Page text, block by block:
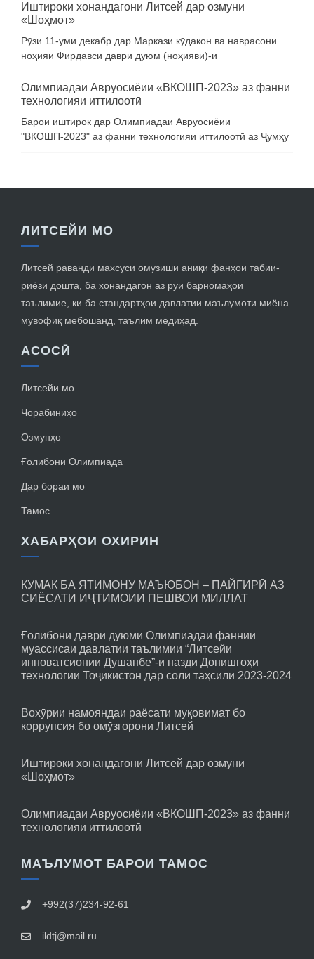
Иштироки хонандагони Литсей дар озмуни
«Шоҳмот»
Рӯзи 11-уми декабр дар Маркази кӯдакон ва наврасони
ноҳияи Фирдавсӣ даври дуюм (ноҳияви)-и
Олимпиадаи Авруосиёии «ВКОШП-2023» аз фанни
технологияи иттилоотӣ
Барои иштирок дар Олимпиадаи Авруосиёии
"ВКОШП-2023" аз фанни технологияи иттилоотӣ аз Ҷумҳу
ЛИТСЕЙИ МО
Литсей раванди махсуси омузиши аниқи фанҳои табии-
риёзи дошта, ба хонандагон аз руи барномаҳои
таълимие, ки ба стандартҳои давлатии маълумоти миёна
мувофиқ мебошанд, таълим медиҳад.
АСОСӢ
Литсейи мо
Чорабиниҳо
Озмунҳо
Ғолибони Олимпиада
Дар бораи мо
Тамос
ХАБАРҲОИ ОХИРИН
КУМАК БА ЯТИМОНУ МАЪЮБОН – ПАЙГИРӢ АЗ
СИЁСАТИ ИҶТИМОИИ ПЕШВОИ МИЛЛАТ
Ғолибони даври дуюми Олимпиадаи фаннии
муассисаи давлатии таълимии “Литсейи
инноватсионии Душанбе”-и назди Донишгоҳи
технологии Тоҷикистон дар соли таҳсили 2023-2024
Вохӯрии намояндаи раёсати муқовимат бо
коррупсия бо омӯзгорони Литсей
Иштироки хонандагони Литсей дар озмуни
«Шоҳмот»
Олимпиадаи Авруосиёии «ВКОШП-2023» аз фанни
технологияи иттилоотӣ
МАЪЛУМОТ БАРОИ ТАМОС
+992(37)234-92-61
ildtj@mail.ru